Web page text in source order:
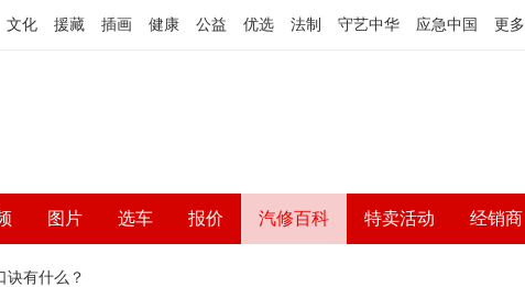
文化 援藏 插画 健康 公益 优选 法制 守艺中华 应急中国 更多
图片 选车 报价 汽修百科 特卖活动 经销商
诀有什么？